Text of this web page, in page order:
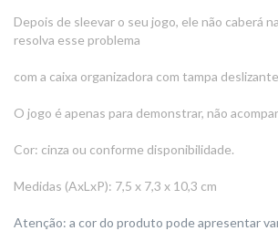
Depois de sleevar o seu jogo, ele não caberá
resolva esse problema
com a caixa organizadora com tampa
O jogo é apenas para demonstrar, não
Cor: cinza ou conforme disponibilidade.
Medidas (AxLxP): 7,5 x 7,3 x 10,3 cm
Atenção: a cor do produto pode apresentar